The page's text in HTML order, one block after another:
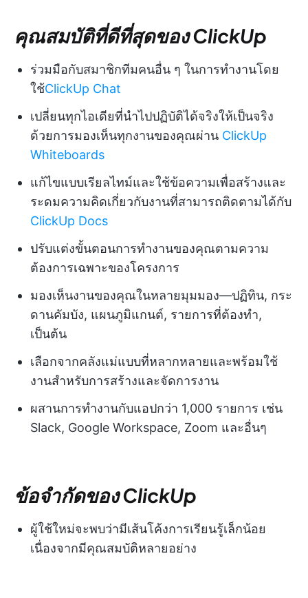
คุณสมบัติที่ดีที่สุดของ ClickUp
ร่วมมือกับสมาชิกทีมคนอื่น ๆ ในการทำงานโดย
ใช้ClickUp Chat
เปลี่ยนทุกไอเดียที่นำไปปฏิบัติได้จริงให้เป็นจริง
ด้วยการมองเห็นทุกงานของคุณผ่าน ClickUp
Whiteboards
แก้ไขแบบเรียลไทม์และใช้ข้อความเพื่อสร้างและ
ระดมความคิดเกี่ยวกับงานที่สามารถติดตามได้กับ
ClickUp Docs
ปรับแต่งขั้นตอนการทำงานของคุณตามความ
ต้องการเฉพาะของโครงการ
มองเห็นงานของคุณในหลายมุมมอง—ปฏิทิน, กระ
ดานคัมบัง, แผนภูมิแกนต์, รายการที่ต้องทำ,
เป็นต้น
เลือกจากคลังแม่แบบที่หลากหลายและพร้อมใช้
งานสำหรับการสร้างและจัดการงาน
ผสานการทำงานกับแอปกว่า 1,000 รายการ เช่น
Slack, Google Workspace, Zoom และอื่นๆ
ข้อจำกัดของ ClickUp
ผู้ใช้ใหม่จะพบว่ามีเส้นโค้งการเรียนรู้เล็กน้อย
เนื่องจากมีคุณสมบัติหลายอย่าง